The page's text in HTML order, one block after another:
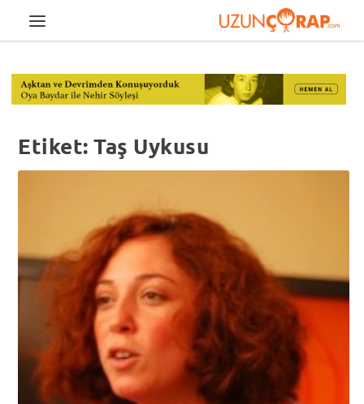
Etiket:Taş Uykusu